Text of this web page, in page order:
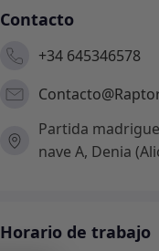
Contacto
+34 645346578
Partida
nave A, Denia
Horario de trabajo